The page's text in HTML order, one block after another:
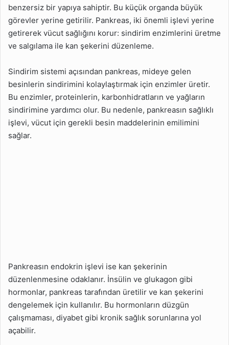
Nelerdir?
Pankreasın İç Ve Dış Salgı
Bezleri Nasıl Çalışır?
İnsülin Ve Glukagonu
Pankreasın Sindirim
Sistemine Katkıları
Pankreas İltihaplanması
Nedir Ve Nasıl Oluşur?
Pankreas Kanseri Tanısı
Nasıl Konulur?
Pankreas Kanseri Tedavi
Yöntemleri Nelerdir?
Diyabet Pankreasla Nasıl
benzersiz bir yapıya sahiptir. Bu küçük organda büyük
görevler yerine getirilir. Pankreas, iki önemli işlevi yerine
getirerek vücut sağlığını korur: sindirim enzimlerini üretme
ve salgılama ile kan şekerini düzenleme.
Sindirim sistemi açısından pankreas, mideye gelen
besinlerin sindirimini kolaylaştırmak için enzimler üretir.
Bu enzimler, proteinlerin, karbonhidratların ve yağların
sindirimine yardımcı olur. Bu nedenle, pankreasın sağlıklı
işlevi, vücut için gerekli besin maddelerinin emilimini
sağlar.
Pankreasın endokrin işlevi ise kan şekerinin
düzenlenmesine odaklanır. İnsülin ve glukagon gibi
hormonlar, pankreas tarafından üretilir ve kan şekerini
dengelemek için kullanılır. Bu hormonların düzgün
çalışmaması, diyabet gibi kronik sağlık sorunlarına yol
açabilir.